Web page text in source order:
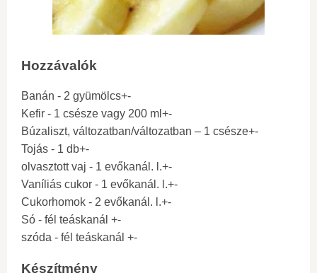
Hozzávalók
Banán - 2 gyümölcs+-
Kefir - 1 csésze vagy 200 ml+-
Búzaliszt, változatban/változatban – 1 csésze+-
Tojás - 1 db+-
olvasztott vaj - 1 evőkanál. l.+-
Vaníliás cukor - 1 evőkanál. l.+-
Cukorhomok - 2 evőkanál. l.+-
Só - fél teáskanál +-
szóda - fél teáskanál +-
Készítmény